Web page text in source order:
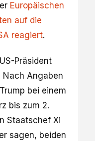
Europäischen
auf die
reagiert.
Präsident
Nach Angaben
bei einem
bis zum 2.
Staatschef Xi
sagen, beiden